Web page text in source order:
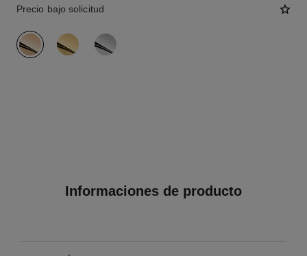
Precio bajo solicitud
variante (3)
Informaciones de producto